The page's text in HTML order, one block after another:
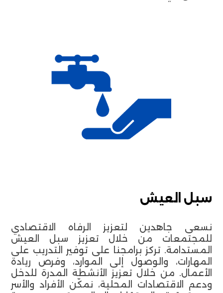
سبل العيش
نسعى جاهدين لتعزيز الرفاه الاقتصادي
للمجتمعات من خلال تعزيز سبل العيش
المستدامة. تركز برامجنا على توفير التدريب على
المهارات، والوصول إلى الموارد، وفرص ريادة
الأعمال. من خلال تعزيز الأنشطة المدرة للدخل
ودعم الاقتصادات المحلية، نمكّن الأفراد والأسر